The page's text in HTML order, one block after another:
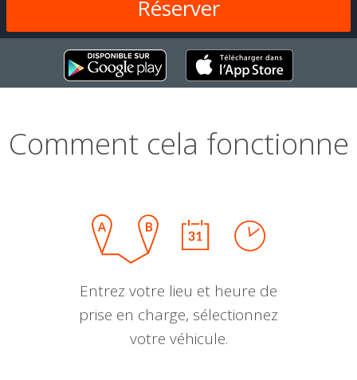
Comment cela fonctionne
Entrez votre lieu et heure de
prise en charge, sélectionnez
votre véhicule.